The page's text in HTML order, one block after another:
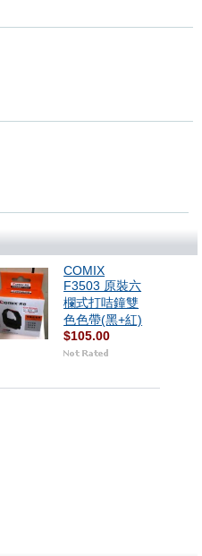
COMIX
F3503 原裝六
欄式打咭鐘雙
色色帶(黑+紅)
$105.00